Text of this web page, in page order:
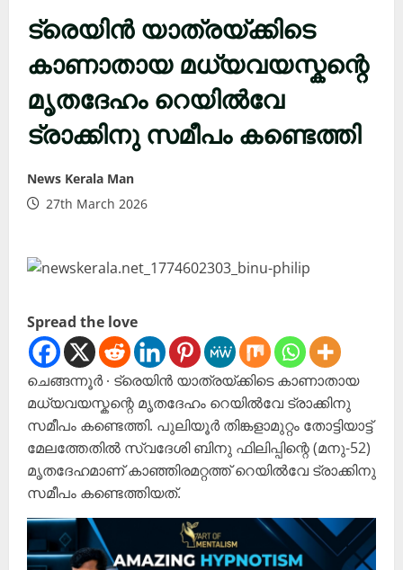
ട്രെയിൻ യാത്രയ്ക്കിടെ
കാണാതായ മധ്യവയസ്കന്റെ
മൃതദേഹം റെയിൽവേ
ട്രാക്കിനു സമീപം കണ്ടെത്തി
News Kerala Man
27th March 2026
Spread the love
ചെങ്ങന്നൂർ ∙ ട്രെയിൻ യാത്രയ്ക്കിടെ കാണാതായ
മധ്യവയസ്കന്റെ മൃതദേഹം റെയിൽവേ ട്രാക്കിനു
സമീപം കണ്ടെത്തി. പുലിയൂർ തിങ്കളാമുറ്റം തോട്ടിയാട്ട്
മേലത്തേതിൽ സ്വദേശി ബിനു ഫിലിപ്പിന്റെ (മനു-52)
മൃതദേഹമാണ് കാഞ്ഞിരമറ്റത്ത് റെയിൽവേ ട്രാക്കിനു
സമീപം കണ്ടെത്തിയത്.